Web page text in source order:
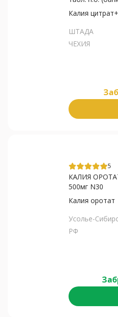
ШТАДА
ЧЕХИЯ
5
КАЛИЯ
500мг N30
Калия оротат
Усолье-
РФ